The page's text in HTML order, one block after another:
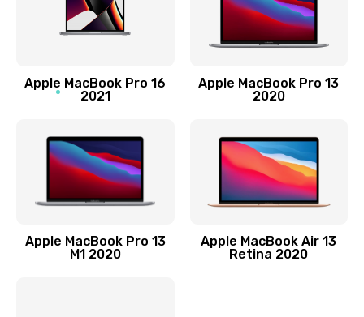
Замена лампы подсветки
Прошивка блока управления
1000 руб.
Apple MacBook Pro 16
2021
Apple MacBook Pro 13
2020
Apple MacBook Pro 13
M1 2020
Apple MacBook Air 13
Retina 2020